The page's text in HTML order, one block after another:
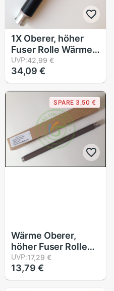
1X Oberer, höher
Fuser Rolle Wärme
Rolle für Bruder
HL4140 HL4150
HL4570 MFC9055
MFC9460
MFC9560
MFC9970 L8250
L8350 L9200
L8650 L8600
UVP:42,99 €
34,09 €
SPARE 3,50 €
Wärme Oberer,
höher Fuser Rolle
für Bruder DCP7055
7060 7065 HL2220
2230 2240 2250
UVP:17,29 €
13,79 €